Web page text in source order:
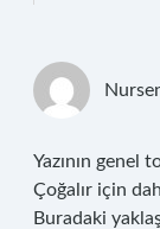
Yazının genel
Çoğalır için
Buradaki